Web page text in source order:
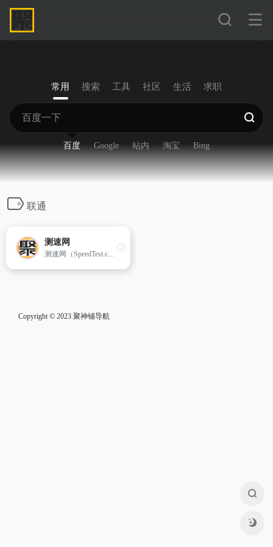
常用 搜索 工具 社区 生活 求职
百度 Google 站内 淘宝 Bing
联通
测速网
测速网（SpeedTest.cn）提供网速测试，网络质量测试，宽带测速，Wi-Fi测速，5G测速，IPv6测速，带宽检测，路由器测速，网关测速，宽带提速，宽带升级，网络加速，内网测速，专网测速，视频测试，游戏测速，直播测速，网络诊断，蹭网检测，物联网监测，网站监测，API监测，Ping测试，路由测试等专业服务，拥有国内外大量高性能测试点，覆盖电信，移动，联通，网通，广电，长城宽带，鹏博士等运营商。
Copyright © 2023 聚神铺导航